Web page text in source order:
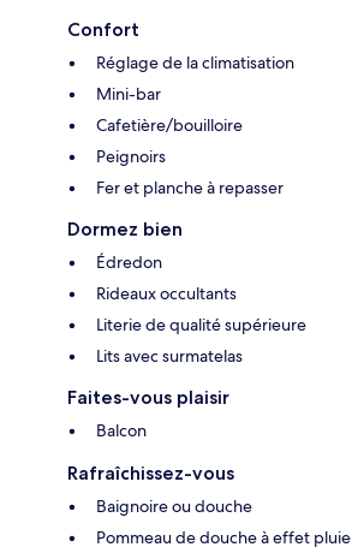
Confort
Réglage de la climatisation
Mini-bar
Cafetière/bouilloire
Peignoirs
Fer et planche à repasser
Dormez bien
Édredon
Rideaux occultants
Literie de qualité supérieure
Lits avec surmatelas
Faites-vous plaisir
Balcon
Rafraîchissez-vous
Baignoire ou douche
Pommeau de douche à effet pluie